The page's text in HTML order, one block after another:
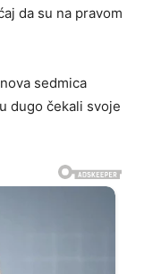
da su na pravom
sedmica
dugo čekali svoje